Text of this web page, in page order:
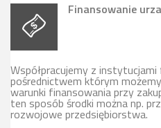
Finansowanie
Współpracujemy z
pośrednictwem którym
warunki finansowania przy
ten sposób środki można np.
rozwojowe przedsiębiorstwa.